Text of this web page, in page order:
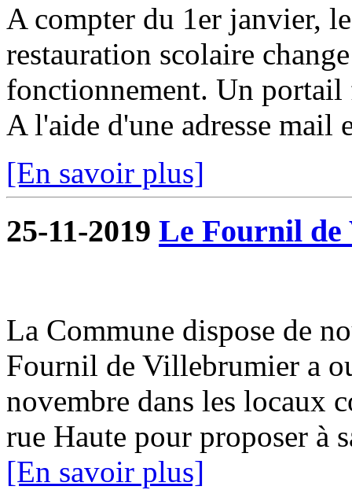
A compter du 1er janvier,
restauration scolaire
fonctionnement. Un
A l'aide d'une adresse mail
[En savoir plus]
25-11-2019 Le Fournil de
La Commune dispose de
Fournil de Villebrumier a
novembre dans les locaux
rue Haute pour proposer à
[En savoir plus]